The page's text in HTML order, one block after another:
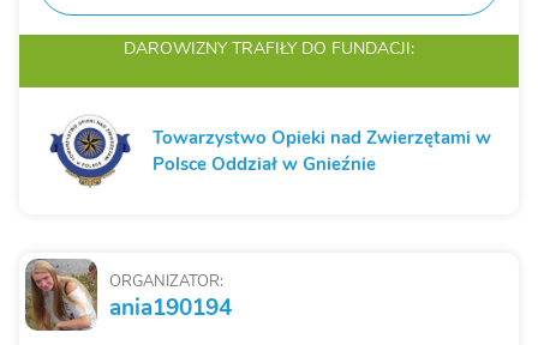
ORGANIZATOR:
ania190194
DAROWIZNY TRAFIŁY DO FUNDACJI:
Towarzystwo Opieki nad Zwierzętami w
Polsce Oddział w Gnieźnie